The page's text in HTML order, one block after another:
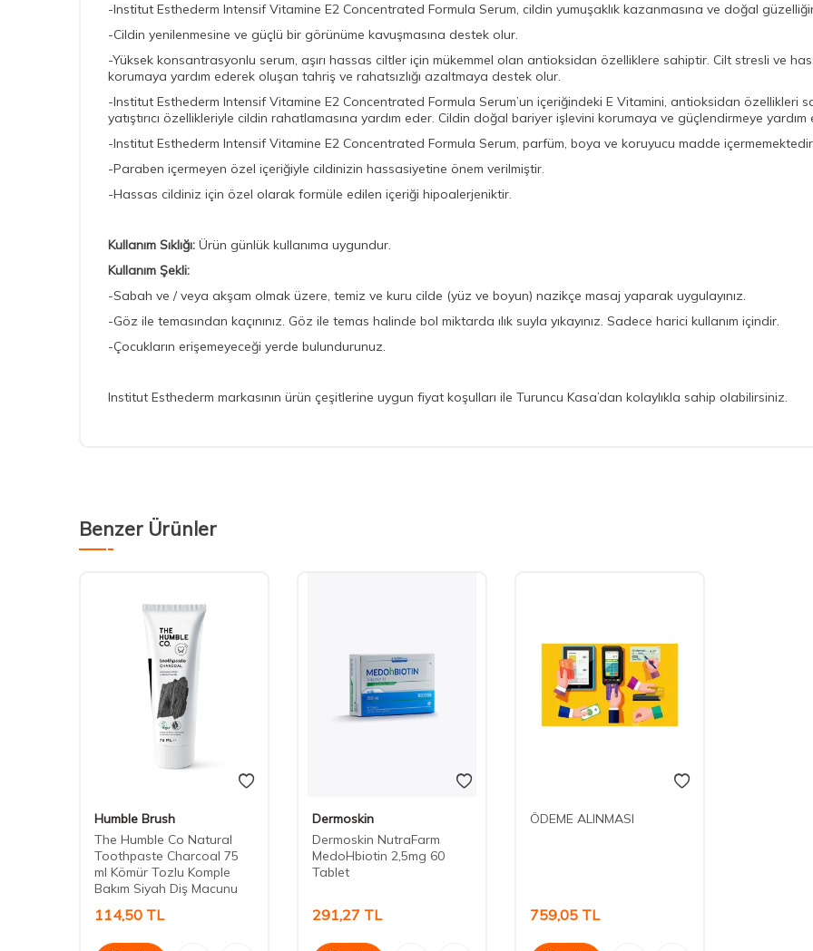
-Institut Esthederm Intensif Vitamine E2 Concentrated Formula Serum, cildin yumuşaklık kazanmasına ve doğal
-Cildin yenilenmesine ve güçlü bir görünüme kavuşmasına destek olur.
-Yüksek konsantrasyonlu serum, aşırı hassas ciltler için mükemmel olan antioksidan özelliklere sahiptir. Cilt stresli ve
korumaya yardım ederek oluşan tahriş ve rahatsızlığı azaltmaya destek olur.
-Institut Esthederm Intensif Vitamine E2 Concentrated Formula Serum’un içeriğindeki E Vitamini, antioksidan özellikleri
yatıştırıcı özellikleriyle cildin rahatlamasına yardım eder. Cildin doğal bariyer işlevini korumaya ve güçlendirmeye yardım
-Institut Esthederm Intensif Vitamine E2 Concentrated Formula Serum, parfüm, boya ve koruyucu madde
-Paraben içermeyen özel içeriğiyle cildinizin hassasiyetine önem verilmiştir.
-Hassas cildiniz için özel olarak formüle edilen içeriği hipoalerjeniktir.
Kullanım Sıklığı: Ürün günlük kullanıma uygundur.
Kullanım Şekli:
-Sabah ve / veya akşam olmak üzere, temiz ve kuru cilde (yüz ve boyun) nazikçe masaj yaparak uygulayınız.
-Göz ile temasından kaçınınız. Göz ile temas halinde bol miktarda ılık suyla yıkayınız. Sadece harici kullanım içindir.
-Çocukların erişemeyeceği yerde bulundurunuz.
Institut Esthederm markasının ürün çeşitlerine uygun fiyat koşulları ile Turuncu Kasa’dan kolaylıkla sahip olabilirsiniz.
Benzer Ürünler
Humble Brush
The Humble Co Natural
Toothpaste Charcoal 75
ml Kömür Tozlu Komple
Bakım Siyah Diş Macunu
114,50 TL
Dermoskin
Dermoskin NutraFarm
MedoHbiotin 2,5mg 60
Tablet
291,27 TL
ÖDEME ALINMASI
759,05 TL